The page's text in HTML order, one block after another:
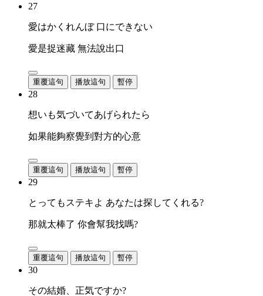
27
愛はかくれんぼ 口にできない
愛是捉迷藏 無法說出口
重覆這句 播放這句 暫停
28
想いも気づいてあげられたら
如果能夠察覺到對方的心意
重覆這句 播放這句 暫停
29
とってもステキよ あなたは探してくれる?
那就太棒了 你會幫我找嗎?
重覆這句 播放這句 暫停
30
その結婚、正気ですか?